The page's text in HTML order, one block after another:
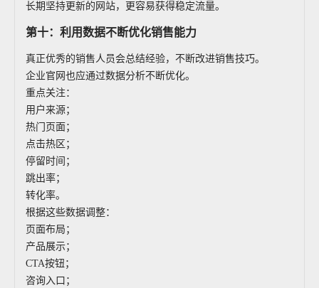
长期坚持更新的网站，更容易获得稳定流量。
第十：利用数据不断优化销售能力
真正优秀的销售人员会总结经验，不断改进销售技巧。
企业官网也应通过数据分析不断优化。
重点关注：
用户来源；
热门页面；
点击热区；
停留时间；
跳出率；
转化率。
根据这些数据调整：
页面布局；
产品展示；
CTA按钮；
咨询入口；